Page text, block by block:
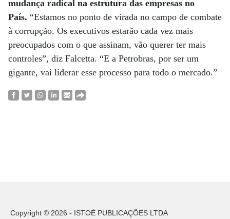
mudança radical na estrutura das empresas no
País. “Estamos no ponto de virada no campo de combate
à corrupção. Os executivos estarão cada vez mais
preocupados com o que assinam, vão querer ter mais
controles”, diz Falcetta. “E a Petrobras, por ser um
gigante, vai liderar esse processo para todo o mercado.”
Copyright © 2026 - ISTOÉ PUBLICAÇÕES LTDA